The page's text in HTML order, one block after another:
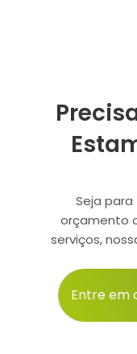
Seja para
orçamento
serviços,
Entre em